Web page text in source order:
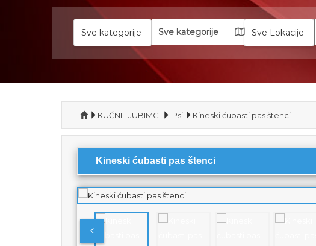
Sve kategorije Sve Lokacije
KUĆNI LJUBIMCI Psi Kineski ćubasti pas štenci
Kineski ćubasti pas štenci